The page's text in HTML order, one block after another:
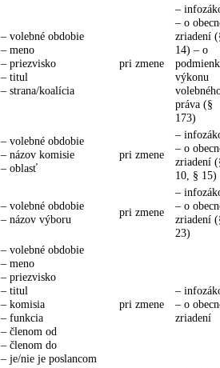
– volebné obdobie
– meno
– priezvisko
– titul
– strana/koalícia
pri zmene
–
– o
zriadení
14) – o
výkonu
práva (§
173)
– volebné obdobie
– názov komisie
– oblasť
pri zmene
–
– o
zriadení
10, § 15)
– volebné obdobie
– názov výboru
pri zmene
–
– o
zriadení
23)
– volebné obdobie
– meno
– priezvisko
– titul
– komisia
– funkcia
– členom od
– členom do
– je/nie je poslancom
pri zmene
–
– o
zriadení